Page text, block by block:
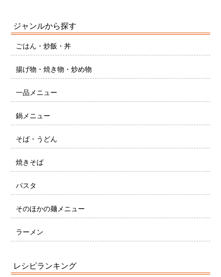
ジャンルから探す
ごはん・炒飯・丼
揚げ物・焼き物・炒め物
一品メニュー
鍋メニュー
そば・うどん
焼きそば
パスタ
そのほかの麺メニュー
ラーメン
レシピランキング